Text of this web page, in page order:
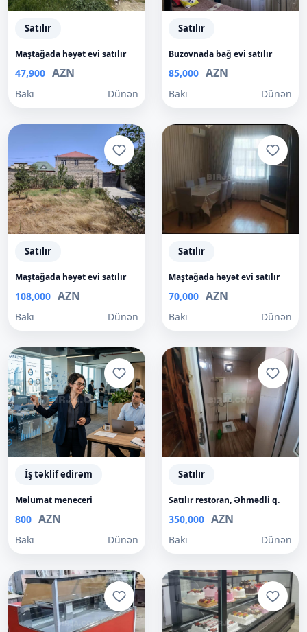
Satılır
Maştağada həyət evi satılır
47,900 AZN
Bakı Dünən
Satılır
Buzovnada bağ evi satılır
85,000 AZN
Bakı Dünən
Satılır
Maştağada həyət evi satılır
108,000 AZN
Bakı Dünən
Satılır
Maştağada həyət evi satılır
70,000 AZN
Bakı Dünən
İş təklif edirəm
Məlumat meneceri
800 AZN
Bakı Dünən
Satılır
Satılır restoran, Əhmədli q.
350,000 AZN
Bakı Dünən